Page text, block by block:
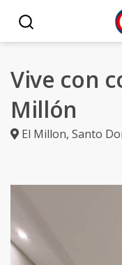
Vive con
Millón
El Millon, Santo